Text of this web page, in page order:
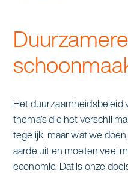
Duurzamere
Het duurzaamheidsbeleid
thema’s die het verschil
tegelijk, maar wat we
aarde uit en moeten veel
economie. Dat is onze